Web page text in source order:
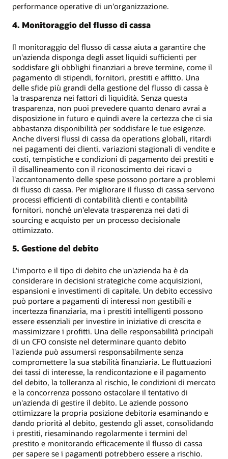
performance operative di un'organizzazione.
4. Monitoraggio del flusso di cassa
Il monitoraggio del flusso di cassa aiuta a garantire che
un'azienda disponga degli asset liquidi sufficienti per
soddisfare gli obblighi finanziari a breve termine, come il
pagamento di stipendi, fornitori, prestiti e affitto. Una
delle sfide più grandi della gestione del flusso di cassa è
la trasparenza nei fattori di liquidità. Senza questa
trasparenza, non puoi prevedere quanto denaro avrai a
disposizione in futuro e quindi avere la certezza che ci sia
abbastanza disponibilità per soddisfare le tue esigenze.
Anche diversi flussi di cassa da operations globali, ritardi
nei pagamenti dei clienti, variazioni stagionali di vendite e
costi, tempistiche e condizioni di pagamento dei prestiti e
il disallineamento con il riconoscimento dei ricavi o
l'accantonamento delle spese possono portare a problemi
di flusso di cassa. Per migliorare il flusso di cassa servono
processi efficienti di contabilità clienti e contabilità
fornitori, nonché un'elevata trasparenza nei dati di
sourcing e acquisto per un processo decisionale
ottimizzato.
5. Gestione del debito
L'importo e il tipo di debito che un'azienda ha è da
considerare in decisioni strategiche come acquisizioni,
espansioni e investimenti di capitale. Un debito eccessivo
può portare a pagamenti di interessi non gestibili e
incertezza finanziaria, ma i prestiti intelligenti possono
essere essenziali per investire in iniziative di crescita e
massimizzare i profitti. Una delle responsabilità principali
di un CFO consiste nel determinare quanto debito
l'azienda può assumersi responsabilmente senza
compromettere la sua stabilità finanziaria. Le fluttuazioni
dei tassi di interesse, la rendicontazione e il pagamento
del debito, la tolleranza al rischio, le condizioni di mercato
e la concorrenza possono ostacolare il tentativo di
un'azienda di gestire il debito. Le aziende possono
ottimizzare la propria posizione debitoria esaminando e
dando priorità al debito, gestendo gli asset, consolidando
i prestiti, riesaminando regolarmente i termini del
prestito e monitorando efficacemente il flusso di cassa
per sapere se i pagamenti potrebbero essere a rischio.